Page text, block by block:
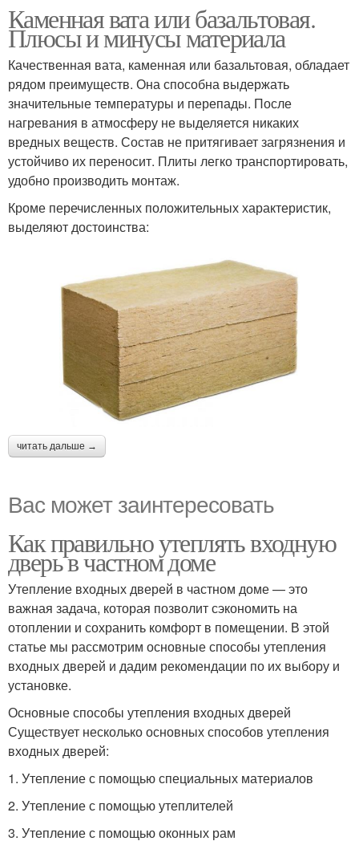
Каменная вата или базальтовая.
Плюсы и минусы материала
Качественная вата, каменная или базальтовая, обладает
рядом преимуществ. Она способна выдержать
значительные температуры и перепады. После
нагревания в атмосферу не выделяется никаких
вредных веществ. Состав не притягивает загрязнения и
устойчиво их переносит. Плиты легко транспортировать,
удобно производить монтаж.
Кроме перечисленных положительных характеристик,
выделяют достоинства:
читать дальше →
Вас может заинтересовать
Как правильно утеплять входную
дверь в частном доме
Утепление входных дверей в частном доме — это
важная задача, которая позволит сэкономить на
отоплении и сохранить комфорт в помещении. В этой
статье мы рассмотрим основные способы утепления
входных дверей и дадим рекомендации по их выбору и
установке.
Основные способы утепления входных дверей
Существует несколько основных способов утепления
входных дверей:
1. Утепление с помощью специальных материалов
2. Утепление с помощью утеплителей
3. Утепление с помощью оконных рам